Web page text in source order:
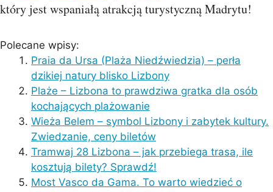
który jest wspaniałą atrakcją turystyczną Madrytu!
Polecane wpisy:
Praia da Ursa (Plaża Niedźwiedzia) – perła
dzikiej natury blisko Lizbony
Plaże – Lizbona to prawdziwa gratka dla osób
kochających plażowanie
Wieża Belem – symbol Lizbony i zabytek kultury.
Zwiedzanie, ceny biletów
Tramwaj 28 Lizbona – jak przebiega trasa, ile
kosztują bilety? Sprawdź!
Most Vasco da Gama. To warto wiedzieć o